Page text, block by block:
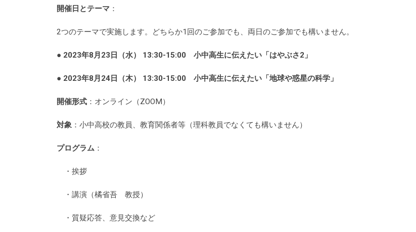
開催日とテーマ ：
2つのテーマで実施します。どちらか1回のご参加でも、両日のご参加でも構いません。
● 2023年8月23日（水） 13:30-15:00 小中高生に伝えたい「はやぶさ2」
● 2023年8月24日（木） 13:30-15:00 小中高生に伝えたい「地球や惑星の科学」
開催形式 ：オンライン（ZOOM）
対象 ：小中高校の教員、教育関係者等（理科教員でなくても構いません）
プログラム ：
・挨拶
・講演（橘省吾 教授）
・質疑応答、意見交換など